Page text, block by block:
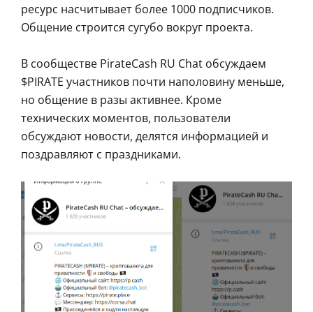
ресурс насчитывает более 1000 подписчиков.
Общение строится сугубо вокруг проекта.
В сообществе PirateCash RU Chat обсуждаем
$PIRATE участников почти наполовину меньше,
но общение в разы активнее. Кроме
технических моментов, пользователи
обсуждают новости, делятся информацией и
поздравляют с праздниками.